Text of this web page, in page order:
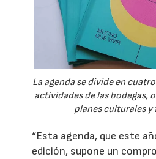
La agenda se divide en
actividades de las bodegas,
planes culturales
“Esta agenda, que este
edición, supone un